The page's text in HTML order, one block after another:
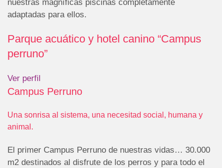
nuestras magníficas piscinas completamente
adaptadas para ellos.
Parque acuático y hotel canino “Campus
perruno”
Ver perfil
Campus Perruno
Una sonrisa al sistema, una necesitad social, humana y
animal.
El primer Campus Perruno de nuestras vidas… 30.000
m2 destinados al disfrute de los perros y para todo el